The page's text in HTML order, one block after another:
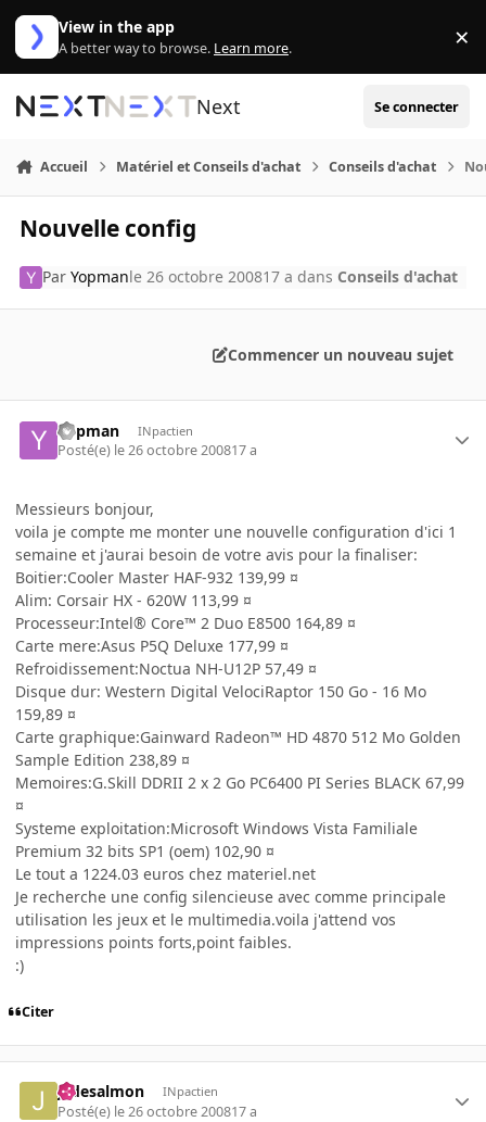
Aller au contenu
View in the app
A better way to browse. Learn more. ×
Next Se connecter
Accueil Matériel et Conseils d'achat Conseils d'achat
Nouvelle config
ParYopmanle 26 octobre 200817 a dans Conseils d'achat
Commencer un nouveau sujet
Yopman INpactien
Posté(e) le 26 octobre 200817 a
Messieurs bonjour,
voila je compte me monter une nouvelle configuration d'ici 1
semaine et j'aurai besoin de votre avis pour la finaliser:
Boitier:Cooler Master HAF-932 139,99 ¤
Alim: Corsair HX - 620W 113,99 ¤
Processeur:Intel® Core™ 2 Duo E8500 164,89 ¤
Carte mere:Asus P5Q Deluxe 177,99 ¤
Refroidissement:Noctua NH-U12P 57,49 ¤
Disque dur: Western Digital VelociRaptor 150 Go - 16 Mo
159,89 ¤
Carte graphique:Gainward Radeon™ HD 4870 512 Mo Golden
Sample Edition 238,89 ¤
Memoires:G.Skill DDRII 2 x 2 Go PC6400 PI Series BLACK 67,99
¤
Systeme exploitation:Microsoft Windows Vista Familiale
Premium 32 bits SP1 (oem) 102,90 ¤
Le tout a 1224.03 euros chez materiel.net
Je recherche une config silencieuse avec comme principale
utilisation les jeux et le multimedia.voila j'attend vos
impressions points forts,point faibles.
:)
Citer
jadesalmon INpactien
Posté(e) le 26 octobre 200817 a